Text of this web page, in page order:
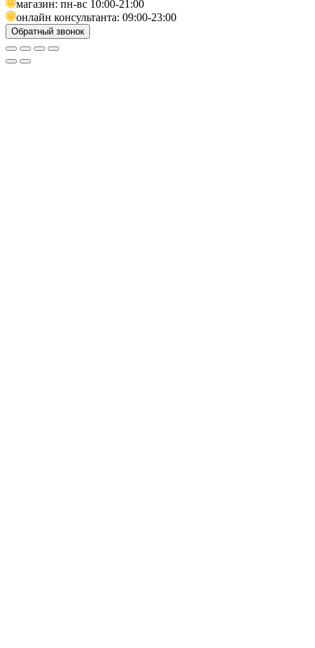
магазин: пн-вс 10:00-21:00
онлайн консультанта: 09:00-23:00
Обратный звонок